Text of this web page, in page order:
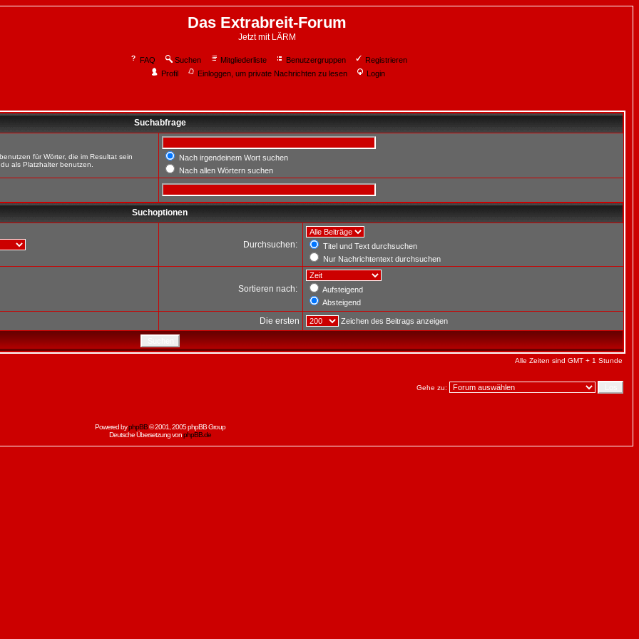
Das Extrabreit-Forum
Jetzt mit LÄRM
FAQ Suchen Mitgliederliste Benutzergruppen
Registrieren
Profil
Einloggen, um private Nachrichten zu lesen Login
Suchabfrage
für Wörter, die im Resultat sein
als Platzhalter benutzen.
Nach irgendeinem Wort suchen
Nach allen Wörtern suchen
Suchoptionen
Durchsuchen:
Titel und Text durchsuchen
Nur Nachrichtentext durchsuchen
Sortieren nach:
Aufsteigend
Absteigend
Die ersten Zeichen des Beitrags anzeigen
Alle Zeiten sind GMT + 1 Stunde
Gehe zu:
Powered byphpBB© 2001, 2005 phpBB Group
Deutsche Übersetzung vonphpBB.de